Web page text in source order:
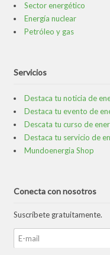
Sector energético
Energía nuclear
Petróleo y gas
Servicios
Destaca tu noticia de
Destaca tu evento de
Descata tu curso de
Destaca tu servicio de
Mundoenergia Shop
Conecta con nosotros
Suscríbete gratuitamente.